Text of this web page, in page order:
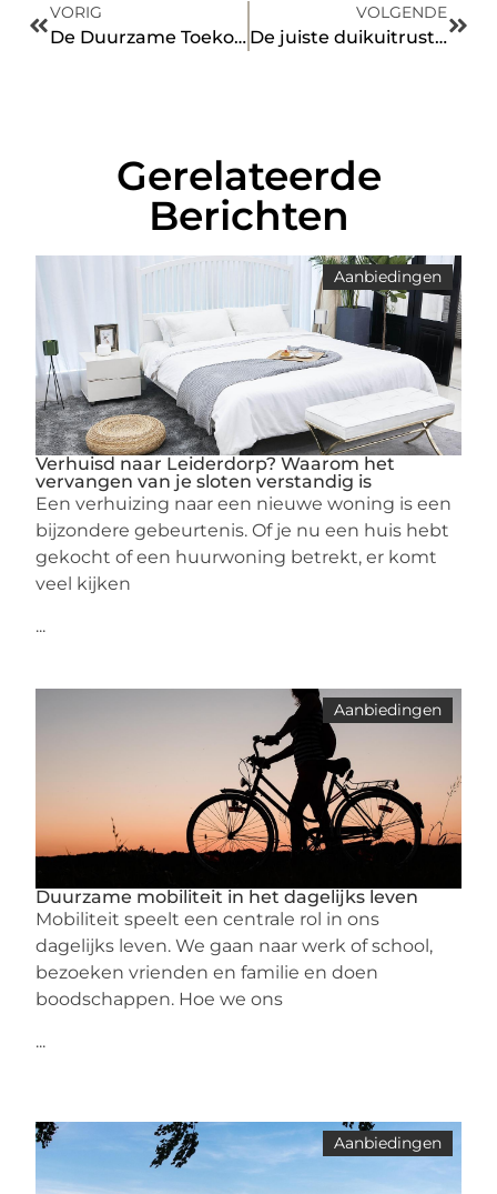
VORIG
De Duurzame Toekomst van Benzinestation in IJmuiden
VOLGENDE
De juiste duikuitrusting: welk soort duiklamp past het best bij jou?
Gerelateerde
Berichten
Aanbiedingen
Verhuisd naar Leiderdorp? Waarom het
vervangen van je sloten verstandig is
Een verhuizing naar een nieuwe woning is een
bijzondere gebeurtenis. Of je nu een huis hebt
gekocht of een huurwoning betrekt, er komt
veel kijken
...
Aanbiedingen
Duurzame mobiliteit in het dagelijks leven
Mobiliteit speelt een centrale rol in ons
dagelijks leven. We gaan naar werk of school,
bezoeken vrienden en familie en doen
boodschappen. Hoe we ons
...
Aanbiedingen